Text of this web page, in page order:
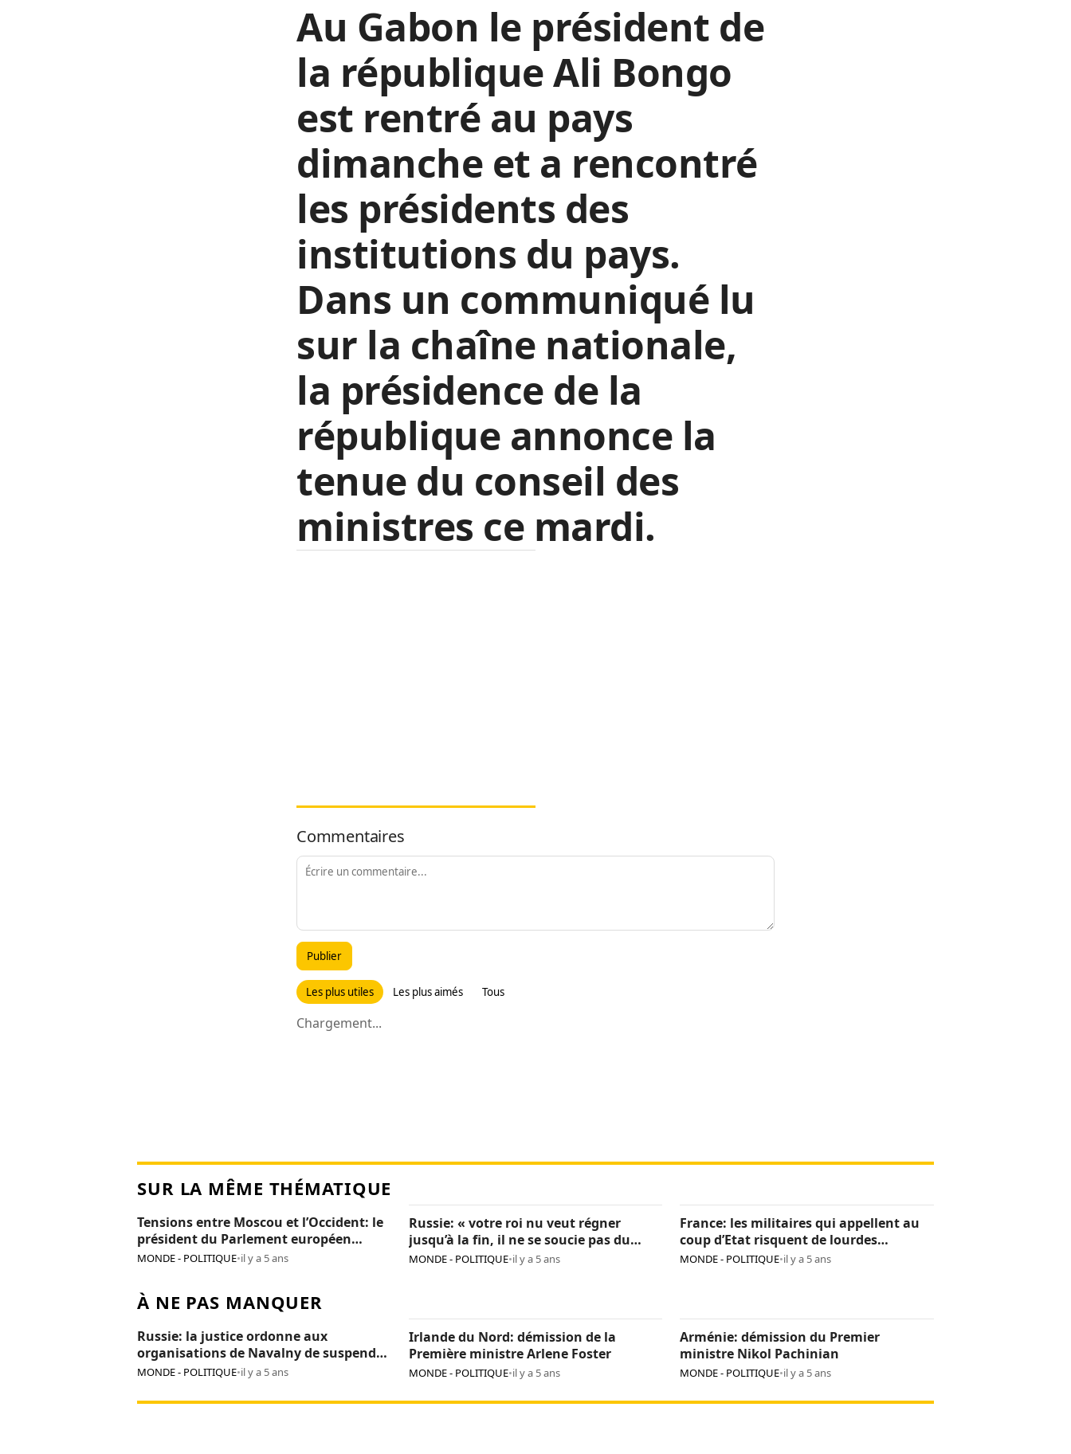
Au Gabon le président de
la république Ali Bongo
est rentré au pays
dimanche et a rencontré
les présidents des
institutions du pays.
Dans un communiqué lu
sur la chaîne nationale,
la présidence de la
république annonce la
tenue du conseil des
ministres ce mardi.
Commentaires
Publier
Les plus utiles Les plus aimés Tous
Chargement...
SUR LA MÊME THÉMATIQUE
Tensions entre Moscou et l’Occident: le
président du Parlement européen
persona non grata en Russie
MONDE - POLITIQUE•il y a 5 ans
Russie: « votre roi nu veut régner
jusqu’à la fin, il ne se soucie pas du
pays », Navalny critique encore Poutine
MONDE - POLITIQUE•il y a 5 ans
France: les militaires qui appellent au
coup d’Etat risquent de lourdes
sanctions
MONDE - POLITIQUE•il y a 5 ans
À NE PAS MANQUER
Russie: la justice ordonne aux
organisations de Navalny de suspendre
leurs activités
MONDE - POLITIQUE•il y a 5 ans
Irlande du Nord: démission de la
Première ministre Arlene Foster
MONDE - POLITIQUE•il y a 5 ans
Arménie: démission du Premier
ministre Nikol Pachinian
MONDE - POLITIQUE•il y a 5 ans